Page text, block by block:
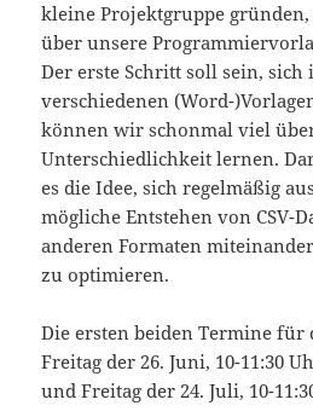
kleine Projektgruppe gründen,
über unsere
Der erste Schritt soll sein,
verschiedenen (Word-
können wir schonmal viel
Unterschiedlichkeit lernen.
es die Idee, sich regelmäßig
mögliche Entstehen von CSV-
anderen Formaten
zu optimieren.
Die ersten beiden Termine für
Freitag der 26. Juni, 10-11:30
und Freitag der 24. Juli, 10-